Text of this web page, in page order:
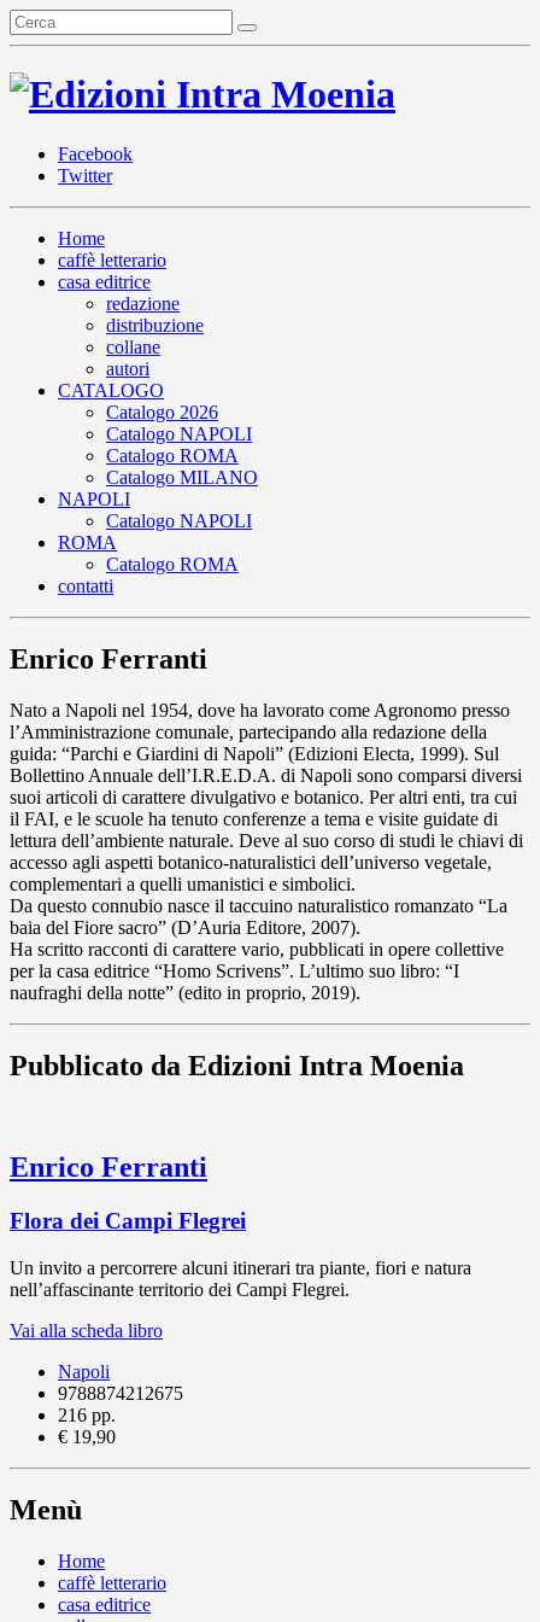
Facebook
Twitter
Home
caffè letterario
casa editrice
redazione
distribuzione
collane
autori
CATALOGO
Catalogo 2026
Catalogo NAPOLI
Catalogo ROMA
Catalogo MILANO
NAPOLI
Catalogo NAPOLI
ROMA
Catalogo ROMA
contatti
Enrico Ferranti
Nato a Napoli nel 1954, dove ha lavorato come Agronomo presso
l’Amministrazione comunale, partecipando alla redazione della
guida: “Parchi e Giardini di Napoli” (Edizioni Electa, 1999). Sul
Bollettino Annuale dell’I.R.E.D.A. di Napoli sono comparsi diversi
suoi articoli di carattere divulgativo e botanico. Per altri enti, tra cui
il FAI, e le scuole ha tenuto conferenze a tema e visite guidate di
lettura dell’ambiente naturale. Deve al suo corso di studi le chiavi di
accesso agli aspetti botanico-naturalistici dell’universo vegetale,
complementari a quelli umanistici e simbolici.
Da questo connubio nasce il taccuino naturalistico romanzato “La
baia del Fiore sacro” (D’Auria Editore, 2007).
Ha scritto racconti di carattere vario, pubblicati in opere collettive
per la casa editrice “Homo Scrivens”. L’ultimo suo libro: “I
naufraghi della notte” (edito in proprio, 2019).
Pubblicato da Edizioni Intra Moenia
Enrico Ferranti
Flora dei Campi Flegrei
Un invito a percorrere alcuni itinerari tra piante, fiori e natura
nell’affascinante territorio dei Campi Flegrei.
Vai alla scheda libro
Napoli
9788874212675
216 pp.
€ 19,90
Menù
Home
caffè letterario
casa editrice